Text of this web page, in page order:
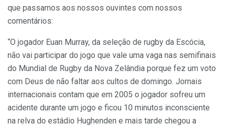
que passamos aos nossos ouvintes com nossos
comentários:
“O jogador Euan Murray, da seleção de rugby da Escócia,
não vai participar do jogo que vale uma vaga nas semifinais
do Mundial de Rugby da Nova Zelândia porque fez um voto
com Deus de não faltar aos cultos de domingo. Jornais
internacionais contam que em 2005 o jogador sofreu um
acidente durante um jogo e ficou 10 minutos inconsciente
na relva do estádio Hughenden e mais tarde chegou a